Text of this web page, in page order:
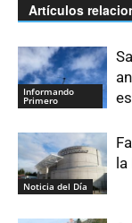
Artículos
Informando
Primero
Noticia del Día